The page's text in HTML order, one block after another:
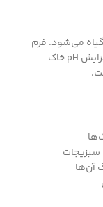
می‌شود. فرم
نیتراتی نیتروژن، برخلاف فرم آمونیومی، باعث افزایش pH خاک
سبزیجات
آن‌ها